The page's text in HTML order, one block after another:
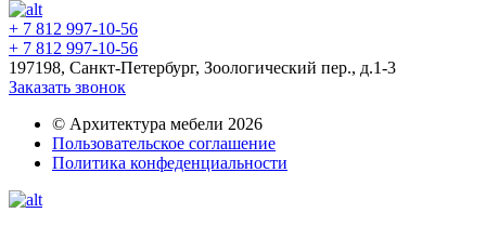
+ 7 812 997-10-56
+ 7 812 997-10-56
197198, Санкт-Петербург, Зоологический пер., д.1-3
Заказать звонок
© Архитектура мебели 2026
Пользовательское соглашение
Политика конфеденциальности